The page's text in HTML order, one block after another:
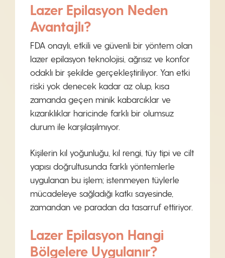
Lazer Epilasyon Neden
Avantajlı?
FDA onaylı, etkili ve güvenli bir yöntem olan
lazer epilasyon teknolojisi, ağrısız ve konfor
odaklı bir şekilde gerçekleştiriliyor. Yan etki
riski yok denecek kadar az olup, kısa
zamanda geçen minik kabarcıklar ve
kızarıklıklar haricinde farklı bir olumsuz
durum ile karşılaşılmıyor.
Kişilerin kıl yoğunluğu, kıl rengi, tüy tipi ve cilt
yapısı doğrultusunda farklı yöntemlerle
uygulanan bu işlem; istenmeyen tüylerle
mücadeleye sağladığı katkı sayesinde,
zamandan ve paradan da tasarruf ettiriyor.
Lazer Epilasyon Hangi
Bölgelere Uygulanır?